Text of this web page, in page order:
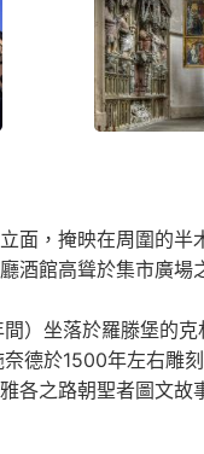
面，掩映在周圍的
酒館高聳於集市廣場
）坐落於羅滕堡的
德於1500年左右
各之路朝聖者圖文